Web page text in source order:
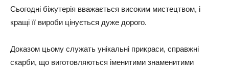
Сьогодні біжутерія вважається високим мистецтвом, і
кращі її вироби цінується дуже дорого.
Доказом цьому служать унікальні прикраси, справжні
скарби, що виготовляються іменитими знаменитими